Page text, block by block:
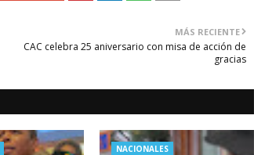
MÁS RECIENTE
CAC celebra 25 aniversario con misa de acción de
gracias
NACIONALES